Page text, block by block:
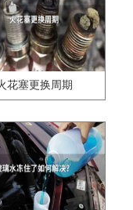
花塞更换周期